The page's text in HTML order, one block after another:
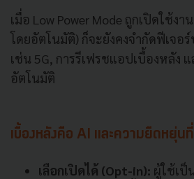
เมื่อ Low Power Mode ถูกเปิดใช้งา
โดยอัตโนมัติ) ก็จะยังคงจำกัดฟีเจอ
เช่น 5G, การรีเฟรชแอปเบื้องหลัง
อัตโนมัติ
เบื้องหลังคือ AI และความยืดหยุ่น
เลือกเปิดได้ (Opt-in): ผู้ใช้เป็